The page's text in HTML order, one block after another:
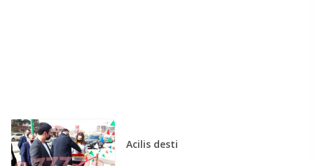
Acilis desti